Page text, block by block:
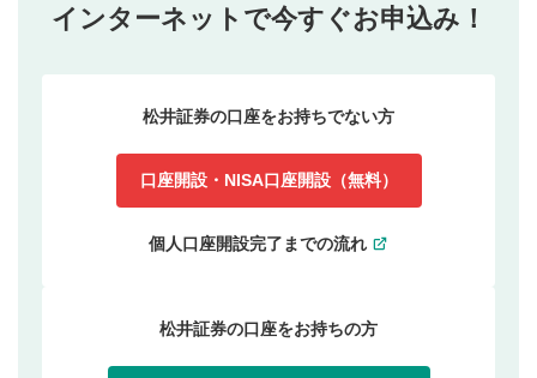
インターネットで今すぐお申込み！
松井証券の口座をお持ちでない方
口座開設・NISA口座開設（無料）
個人口座開設完了までの流れ
松井証券の口座をお持ちの方